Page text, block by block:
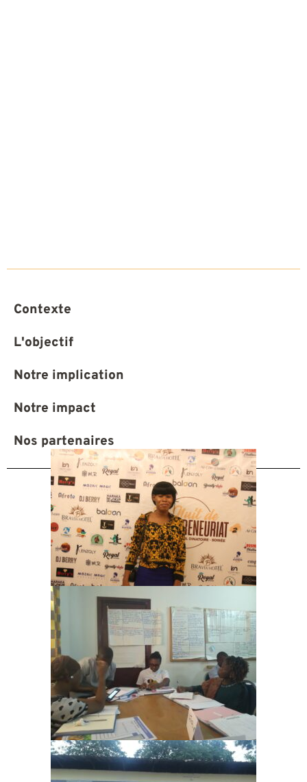
Contexte
L'objectif
Notre implication
Notre impact
Nos partenaires